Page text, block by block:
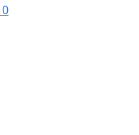
0